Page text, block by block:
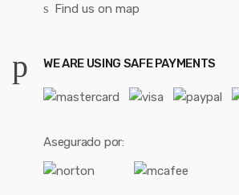
Find us on map
WE ARE USING SAFE PAYMENTS
Asegurado por: